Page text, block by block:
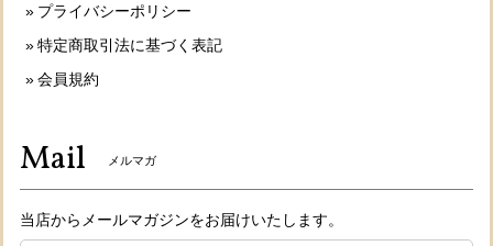
プライバシーポリシー
特定商取引法に基づく表記
会員規約
Mail メルマガ
当店からメールマガジンをお届けいたします。